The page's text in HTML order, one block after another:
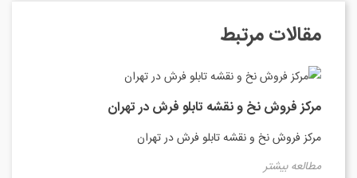
مقالات مرتبط
مرکز فروش نخ و نقشه تابلو فرش در تهران
مرکز فروش نخ و نقشه تابلو فرش در تهران
مطالعه بیشتر